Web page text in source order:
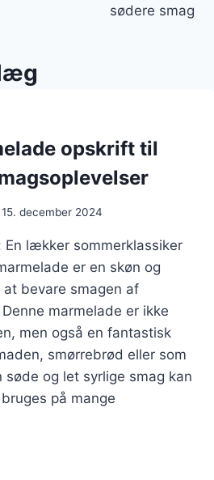
sødere smag
opskrift til
15. december 2024
En lækker sommerklassiker
er en skøn og
bevare smagen af
marmelade er ikke
men også en fantastisk
smørrebrød eller som
søde og let syrlige smag kan
på mange